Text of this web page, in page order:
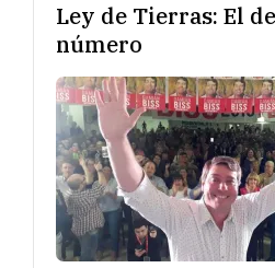
Ley de Tierras: El
número